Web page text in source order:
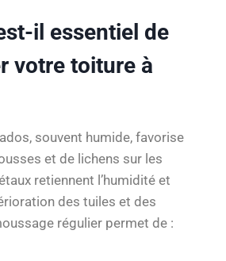
il essentiel de
votre toiture à
souvent humide, favorise
et de lichens sur les
retiennent l’humidité et
des tuiles et des
régulier permet de :